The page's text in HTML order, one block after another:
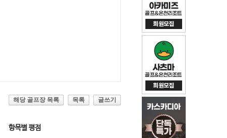
해당 골프장 목록 목록 글쓰기
항목별 평점